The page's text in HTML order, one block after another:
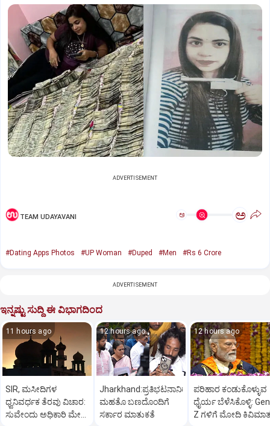
ADVERTISEMENT
TEAM UDAYAVANI ಅ ಅ
#Dating Apps Photos #UP Woman #Duped #Men #Rs 6 Crore
ADVERTISEMENT
ಇನ್ನಷ್ಟು ಸುದ್ದಿ ಈ ವಿಭಾಗದಿಂದ
11 hours ago
SIR, ಮಸೀದಿಗಳ
ಧ್ವನಿವರ್ಧಕ ತೆರವು ವಿಚಾರ:
ಸುವೇಂದು ಅಧಿಕಾರಿ ಮೇಲೆ
12 hours ago
Jharkhand:ಪ್ರತಿಭಟನಾನಿರತ
ಮಹತೊ ಬಣದೊಂದಿಗೆ
ಸರ್ಕಾರ ಮಾತುಕತೆ
12 hours ago
ಪರಿಹಾರ ಕಂಡುಕೊಳ್ಳುವ
ಧೈರ್ಯ ಬೆಳೆಸಿಕೊಳ್ಳಿ:
Z ಗಳಿಗೆ ಮೋದಿ